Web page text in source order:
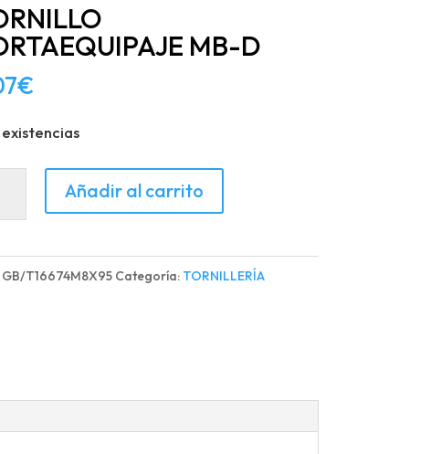
MB-D
€
existencias
Añadir al carrito
GB/T16674M8X95 Categoría: TORNILLERÍA